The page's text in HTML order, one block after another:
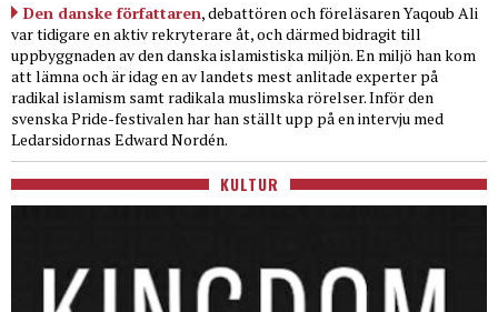
Den danske författaren, debattören och föreläsaren Yaqoub Ali
var tidigare en aktiv rekryterare åt, och därmed bidragit till
uppbyggnaden av den danska islamistiska miljön. En miljö han kom
att lämna och är idag en av landets mest anlitade experter på
radikal islamism samt radikala muslimska rörelser. Inför den
svenska Pride-festivalen har han ställt upp på en intervju med
Ledarsidornas Edward Nordén.
KULTUR